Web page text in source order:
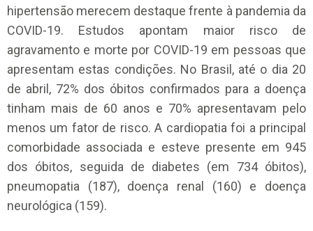
hipertensão merecem destaque frente à pandemia da
COVID-19. Estudos apontam maior risco de
agravamento e morte por COVID-19 em pessoas que
apresentam estas condições. No Brasil, até o dia 20
de abril, 72% dos óbitos confirmados para a doença
tinham mais de 60 anos e 70% apresentavam pelo
menos um fator de risco. A cardiopatia foi a principal
comorbidade associada e esteve presente em 945
dos óbitos, seguida de diabetes (em 734 óbitos),
pneumopatia (187), doença renal (160) e doença
neurológica (159).